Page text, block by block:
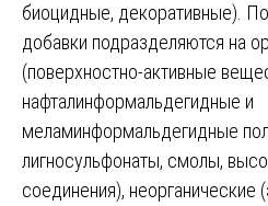
биоцидные, декоративные).
добавки подразделяются на
(поверхностно-активные
нафталинформальдегидные и
меламинформальдегидные
лигносульфонаты, смолы,
соединения), неорганические